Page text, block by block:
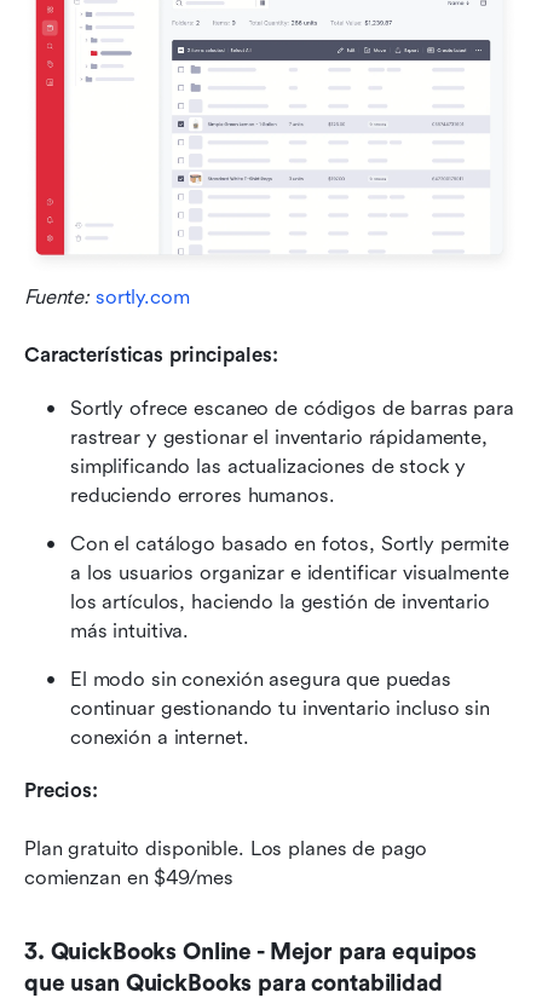
Fuente: sortly.com
Características principales:
Sortly ofrece escaneo de códigos de barras para
rastrear y gestionar el inventario rápidamente,
simplificando las actualizaciones de stock y
reduciendo errores humanos.
Con el catálogo basado en fotos, Sortly permite
a los usuarios organizar e identificar visualmente
los artículos, haciendo la gestión de inventario
más intuitiva.
El modo sin conexión asegura que puedas
continuar gestionando tu inventario incluso sin
conexión a internet.
Precios:
Plan gratuito disponible. Los planes de pago
comienzan en $49/mes
3. QuickBooks Online - Mejor para equipos
que usan QuickBooks para contabilidad